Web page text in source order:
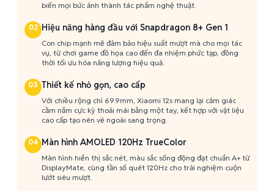
biến mọi bức ảnh thành tác phẩm nghệ thuật.
02 Hiệu năng hàng đầu với Snapdragon 8+ Gen 1
Con chip mạnh mẽ đảm bảo hiệu suất mượt mà cho mọi tác
vụ, từ chơi game đồ họa cao đến đa nhiệm phức tạp, đồng
thời tối ưu hóa năng lượng hiệu quả.
03 Thiết kế nhỏ gọn, cao cấp
Với chiều rộng chỉ 69.9mm, Xiaomi 12s mang lại cảm giác
cầm nắm cực kỳ thoải mái bằng một tay, kết hợp với vật liệu
cao cấp tạo nên vẻ ngoài sang trọng.
04 Màn hình AMOLED 120Hz TrueColor
Màn hình hiển thị sắc nét, màu sắc sống động đạt chuẩn A+ từ
DisplayMate, cùng tần số quét 120Hz cho trải nghiệm cuộn
lướt siêu mượt.